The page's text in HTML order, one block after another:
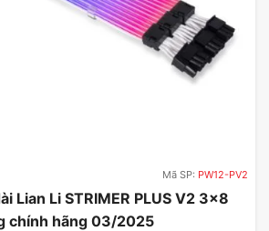
Mã SP: PW12-PV2
Lian Li STRIMER PLUS V2 3×8
chính hãng 03/2025